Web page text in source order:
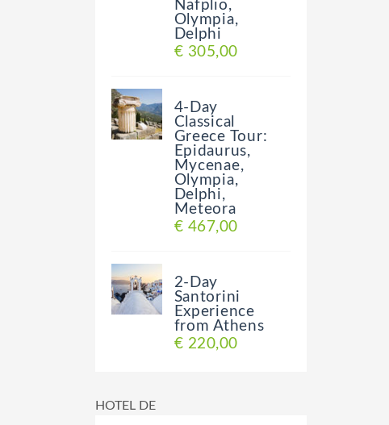
Nafplio,
Olympia,
Delphi
€ 305,00
4-Day
Classical
Greece Tour:
Epidaurus,
Mycenae,
Olympia,
Delphi,
Meteora
€ 467,00
2-Day
Santorini
Experience
from Athens
€ 220,00
HOTEL DE